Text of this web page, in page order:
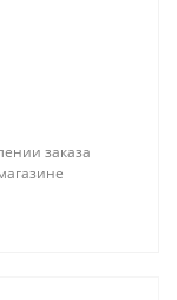
заказа